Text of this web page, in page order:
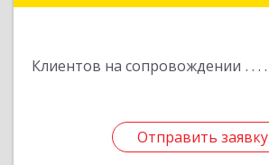
Клиентов на сопровождении
Отправить заявку
Отправить заявку